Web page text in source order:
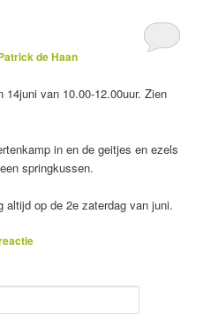
de Haan
14juni van 10.00-12.00uur. Zien
in en de geitjes en ezels
springkussen.
op de 2e zaterdag van juni.